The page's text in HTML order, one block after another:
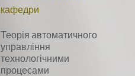
кафедри
Теорія автоматичного
управління
технологічними
процесами